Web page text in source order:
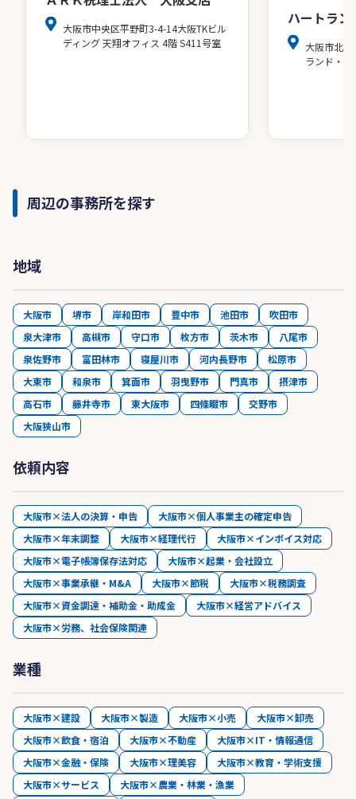
大阪市中央区平野町3-4-14大阪TKビル
ディング 天翔オフィス 4階 S411号室
ハートラ
大阪市北
ランド・
周辺の事務所を探す
地域
大阪市 堺市 岸和田市 豊中市 池田市
吹田市
泉大津市
高槻市 守口市 枚方市 茨木市
八尾市
泉佐野市
富田林市 寝屋川市 河内長野市
松原市
大東市
和泉市 箕面市 羽曳野市 門真市
摂津市
高石市
藤井寺市 東大阪市 四條畷市
交野市
大阪狭山市
依頼内容
大阪市×法人の決算・申告
大阪市×個人事業主の確定申告
大阪市×年末調整
大阪市×経理代行
大阪市×インボイス対応
大阪市×電子帳簿保存法対応
大阪市×起業・会社設立
大阪市×事業承継・M&A
大阪市×節税
大阪市×税務調査
大阪市×資金調達・補助金・助成金
大阪市×経営アドバイス
大阪市×労務、社会保険関連
業種
大阪市×建設 大阪市×製造 大阪市×小売
大阪市×卸売
大阪市×飲食・宿泊
大阪市×不動産
大阪市×IT・情報通信
大阪市×金融・保険
大阪市×理美容
大阪市×教育・学術支援
大阪市×サービス
大阪市×農業・林業・漁業